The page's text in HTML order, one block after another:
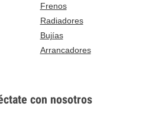
Frenos
Radiadores
Bujías
Arrancadores
con nosotros